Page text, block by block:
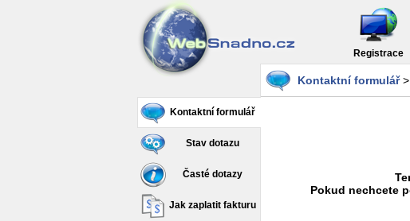
Registrace
Kontaktní formulář
Stav dotazu
Časté dotazy
Jak zaplatit fakturu
Kontaktní formulář>
Pokud nechcete